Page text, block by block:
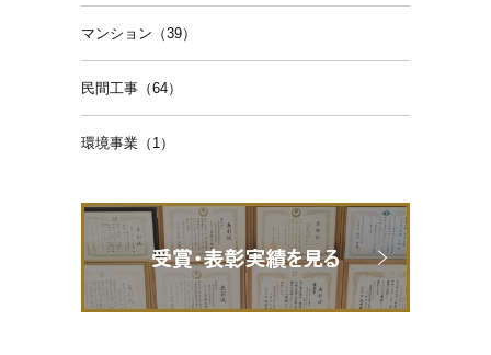
マンション（39）
民間工事（64）
環境事業（1）